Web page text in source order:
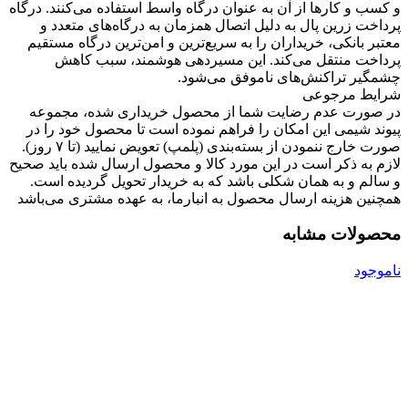
و کسب و کارها از آن به عنوان درگاه واسط استفاده می‌کنند. درگاه
پرداخت زرین پال به دلیل اتصال همزمان به درگاه‌های متعدد و
معتبر بانکی، خریداران را به سریع‌ترین و امن‌ترین درگاه مستقیم
پرداخت منتقل می‌کند. این مسیردهی هوشمند، سبب کاهش
چشمگیر تراکنش‌های ناموفق می‌شود.
شرایط مرجوعی
در صورت عدم رضایت شما از محصول خریداری شده، مجموعه
پیوند شیمی این امکان را فراهم نموده است تا محصول خود را در
صورت خارج ننمودن از بسته‌بندی (پلمپ) تعویض نمایید (تا ۷ روز).
لازم به ذکر است در این مورد کالا و محصول ارسال شده باید صحیح
و سالم و به همان شکلی باشد که به خریدار تحویل گردیده است.
همچنین هزینه ارسال محصول به انبارما، به عهده مشتری می‌باشد
محصولات مشابه
ناموجود